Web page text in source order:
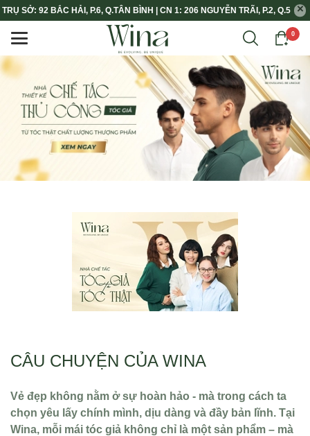
TRỤ SỞ: 92 BẮC HẢI, P.6, Q.TÂN BÌNH | CN 1: 206 NGUYỄN TRÃI, P.2, Q.5
0
CÂU CHUYỆN CỦA WINA
Vẻ đẹp không nằm ở sự hoàn hảo - mà trong cách ta
chọn yêu lấy chính mình, dịu dàng và đầy bản lĩnh. Tại
Wina, mỗi mái tóc giả không chỉ là một sản phẩm – mà